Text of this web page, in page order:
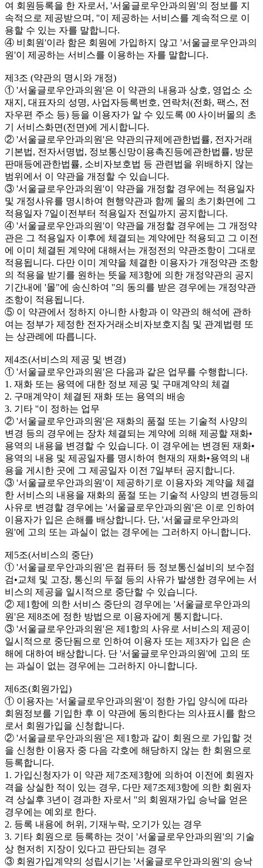
여 회원등록을 한 자로서, '서울글로우안과의원'의 정보를 지
속적으로 제공받으며, ''이 제공하는 서비스를 계속적으로 이
용할 수 있는 자를 말합니다.
④ 비회원'이라 함은 회원에 가입하지 않고 '서울글로우안과의
원'이 제공하는 서비스를 이용하는 자를 말합니다.
제3조 (약관의 명시와 개정)
① '서울글로우안과의원'은 이 약관의 내용과 상호, 영업소 소
재지, 대표자의 성명, 사업자등록번호, 연락처(전화, 팩스, 전
자우편 주소 등) 등을 이용자가 알 수 있도록 00 사이버몰의 초
기 서비스화면(전면)에 게시합니다.
② '서울글로우안과의원'은 약관의규제에관한법률, 전자거래
기본법, 전자서명법, 정보통신망이용촉진등에관한법률, 방문
판매등에관한법률, 소비자보호법 등 관련법을 위배하지 않는
범위에서 이 약관을 개정할 수 있습니다.
③ '서울글로우안과의원'이 약관을 개정할 경우에는 적용일자
및 개정사유를 명시하여 현행약관과 함께 몰의 초기화면에 그
적용일자 7일이전부터 적용일자 전일까지 공지합니다.
④ '서울글로우안과의원'이 약관을 개정할 경우에는 그 개정약
관은 그 적용일자 이후에 체결되는 계약에만 적용되고 그 이전
에 이미 체결된 계약에 대해서는 개정전의 약관조항이 그대로
적용됩니다. 다만 이미 계약을 체결한 이용자가 개정약관 조항
의 적용을 받기를 원하는 뜻을 제3항에 의한 개정약관의 공지
기간내에 '몰"에 송신하여 ''의 동의를 받은 경우에는 개정약관
조항이 적용됩니다.
⑤ 이 약관에서 정하지 아니한 사항과 이 약관의 해석에 관하
여는 정부가 제정한 전자거래소비자보호지침 및 관계법령 또
는 상관례에 따릅니다.
제4조(서비스의 제공 및 변경)
① '서울글로우안과의원'은 다음과 같은 업무를 수행합니다.
1. 재화 또는 용역에 대한 정보 제공 및 구매계약의 체결
2. 구매계약이 체결된 재화 또는 용역의 배송
3. 기타 ''이 정하는 업무
② '서울글로우안과의원'은 재화의 품절 또는 기술적 사양의
변경 등의 경우에는 장차 체결되는 계약에 의해 제공할 재화•
용역의 내용을 변경할 수 있습니다. 이 경우에는 변경된 재화•
용역의 내용 및 제공일자를 명시하여 현재의 재화•용역의 내
용을 게시한 곳에 그 제공일자 이전 7일부터 공지합니다.
③ '서울글로우안과의원'이 제공하기로 이용자와 계약을 체결
한 서비스의 내용을 재화의 품절 또는 기술적 사양의 변경등의
사유로 변경할 경우에는 '서울글로우안과의원'은 이로 인하여
이용자가 입은 손해를 배상합니다. 단, '서울글로우안과의
원'에 고의 또는 과실이 없는 경우에는 그러하지 아니합니다.
제5조(서비스의 중단)
① '서울글로우안과의원'은 컴퓨터 등 정보통신설비의 보수점
검•교체 및 고장, 통신의 두절 등의 사유가 발생한 경우에는 서
비스의 제공을 일시적으로 중단할 수 있습니다.
② 제1항에 의한 서비스 중단의 경우에는 '서울글로우안과의
원'은 제8조에 정한 방법으로 이용자에게 통지합니다.
③ '서울글로우안과의원'은 제1항의 사유로 서비스의 제공이
일시적으로 중단됨으로 인하여 이용자 또는 제3자가 입은 손
해에 대하여 배상합니다. 단 '서울글로우안과의원'에 고의 또
는 과실이 없는 경우에는 그러하지 아니합니다.
제6조(회원가입)
① 이용자는 '서울글로우안과의원'이 정한 가입 양식에 따라
회원정보를 기입한 후 이 약관에 동의한다는 의사표시를 함으
로서 회원가입을 신청합니다.
② '서울글로우안과의원'은 제1항과 같이 회원으로 가입할 것
을 신청한 이용자 중 다음 각호에 해당하지 않는 한 회원으로
등록합니다.
1. 가입신청자가 이 약관 제7조제3항에 의하여 이전에 회원자
격을 상실한 적이 있는 경우, 다만 제7조제3항에 의한 회원자
격 상실후 3년이 경과한 자로서 ''의 회원재가입 승낙을 얻은
경우에는 예외로 한다.
2. 등록 내용에 허위, 기재누락, 오기가 있는 경우
3. 기타 회원으로 등록하는 것이 '서울글로우안과의원'의 기술
상 현저히 지장이 있다고 판단되는 경우
③ 회원가입계약의 성립시기는 '서울글로우안과의원'의 승낙